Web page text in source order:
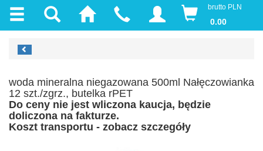
brutto PLN
0.00
woda mineralna niegazowana 500ml Nałęczowianka
12 szt./zgrz., butelka rPET
Do ceny nie jest wliczona kaucja, będzie
doliczona na fakturze.
Koszt transportu - zobacz szczegóły